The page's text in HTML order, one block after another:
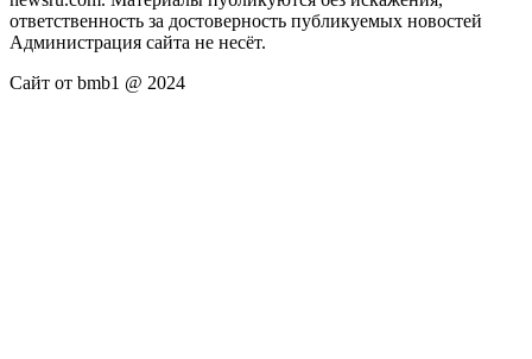
ответственность за достоверность публикуемых новостей
Администрация сайта не несёт.
Сайт от bmb1 @ 2024